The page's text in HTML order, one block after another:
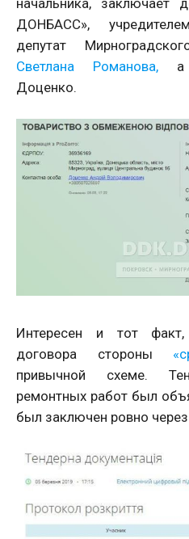
начальника,
ДОНБАСС»,
депутат
Светлана Романова, а
Доценко.
Интересен и тот
договора стороны
привычной схеме.
ремонтных работ был
был заключен ровно